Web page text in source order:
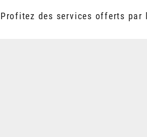
Profitez des services offerts par